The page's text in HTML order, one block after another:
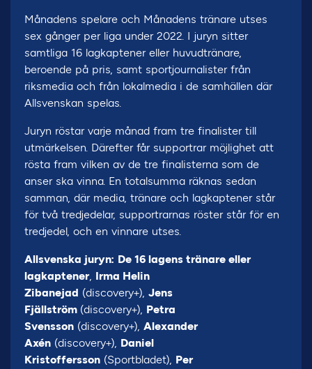
Månadens spelare och Månadens tränare utses
sex gånger per liga under 2022. I juryn sitter
samtliga 16 lagkaptener eller huvudtränare,
beroende på pris, samt sportjournalister från
riksmedia och från lokalmedia i de samhällen där
Allsvenskan spelas.
Juryn röstar varje månad fram tre finalister till
utmärkelsen. Därefter får supportrar möjlighet att
rösta fram vilken av de tre finalisterna som de
anser ska vinna. En totalsumma räknas sedan
samman, där media, tränare och lagkaptener står
för två tredjedelar, supportrarnas röster står för en
tredjedel, och en vinnare utses.
Allsvenska juryn: De 16 lagens tränare eller
lagkaptener, Irma Helin
Zibanejad (discovery+), Jens
Fjällström (discovery+), Petra
Svensson (discovery+), Alexander
Axén (discovery+), Daniel
Kristoffersson (Sportbladet), Per